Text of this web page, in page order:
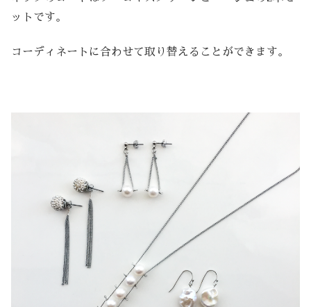
ットです。
コーディネートに合わせて取り替えることができます。